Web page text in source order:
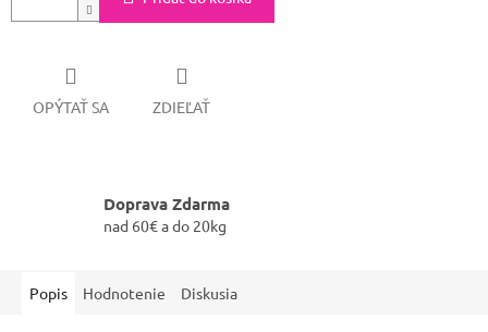
OPÝTAŤ SA ZDIEĽAŤ
Doprava Zdarma
nad 60€ a do 20kg
Popis Hodnotenie Diskusia